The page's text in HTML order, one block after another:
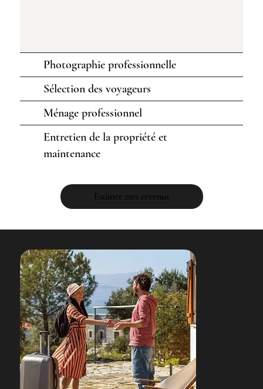
Photographie professionnelle
Sélection des voyageurs
Ménage professionnel
Entretien de la propriété et
maintenance
Estimer mes revenus